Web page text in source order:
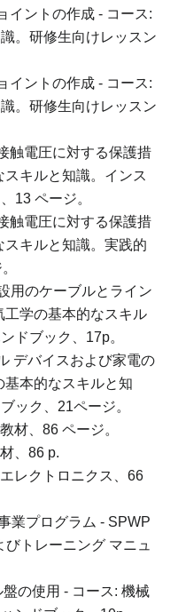
イントの作成 - コース:
。 研修生向けレッスン
イントの作成 - コース:
。 研修生向けレッスン
触電圧に対する保護措
キルと知識。 インス
13 ページ。
触電圧に対する保護措
キルと知識。 実践的
用のケーブルとライン
工学の基本的なスキル
ドブック、17p。
デバイスおよび家電の
基本的なスキルと知
ック、21ページ。
材、86 ページ。
、86 p.
レクトロニクス、66
業プログラム - SPWP
トレーニング マニュ
の使用 - コース: 機械